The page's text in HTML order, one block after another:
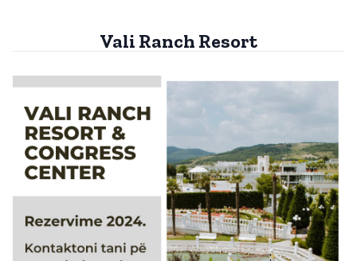
Vali Ranch Resort